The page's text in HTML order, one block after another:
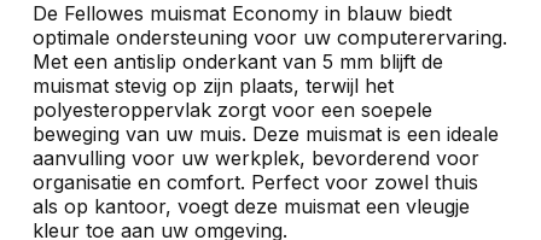
De Fellowes muismat Economy in blauw biedt
optimale ondersteuning voor uw computerervaring.
Met een antislip onderkant van 5 mm blijft de
muismat stevig op zijn plaats, terwijl het
polyesteroppervlak zorgt voor een soepele
beweging van uw muis. Deze muismat is een ideale
aanvulling voor uw werkplek, bevorderend voor
organisatie en comfort. Perfect voor zowel thuis
als op kantoor, voegt deze muismat een vleugje
kleur toe aan uw omgeving.